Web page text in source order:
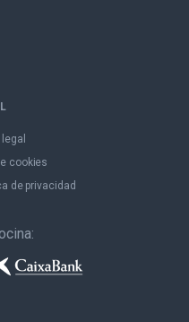
cookies
de privacidad